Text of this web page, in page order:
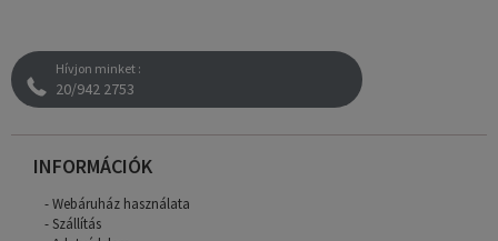
Hívjon minket :
20/942 2753
INFORMÁCIÓK
Webáruház használata
Szállítás